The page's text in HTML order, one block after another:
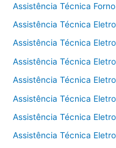
ã
o
e
c
n
g
á
Assistência Técnica
Assistência Técnica
Assistência Técnica
Assistência Técnica
Assistência Técnica
Assistência Técnica
Assistência Técnica
Assistência Técnica